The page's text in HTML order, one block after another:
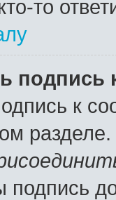
то
к
подпись